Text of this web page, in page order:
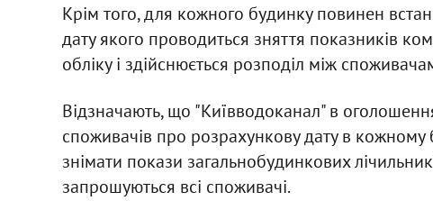
Крім того, для кожного будинку повинен
дату якого проводиться зняття показників
обліку і здійснюється розподіл між
Відзначають, що "Київводоканал" в
споживачів про розрахункову дату в
знімати покази загальнобудинкових
запрошуються всі споживачі.